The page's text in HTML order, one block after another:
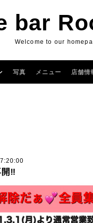
bar
Welcome to our
写真 メニュー 店舗情
‼️